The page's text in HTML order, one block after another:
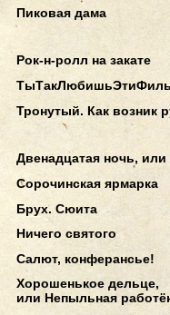
Пиковая дама
Рок-н-ролл на закате
Тронутый. Как возник
Двенадцатая ночь, или
Сорочинская ярмарка
Брух. Сюита
Ничего святого
Салют, конферансье!
Хорошенькое дельце,
или Непыльная